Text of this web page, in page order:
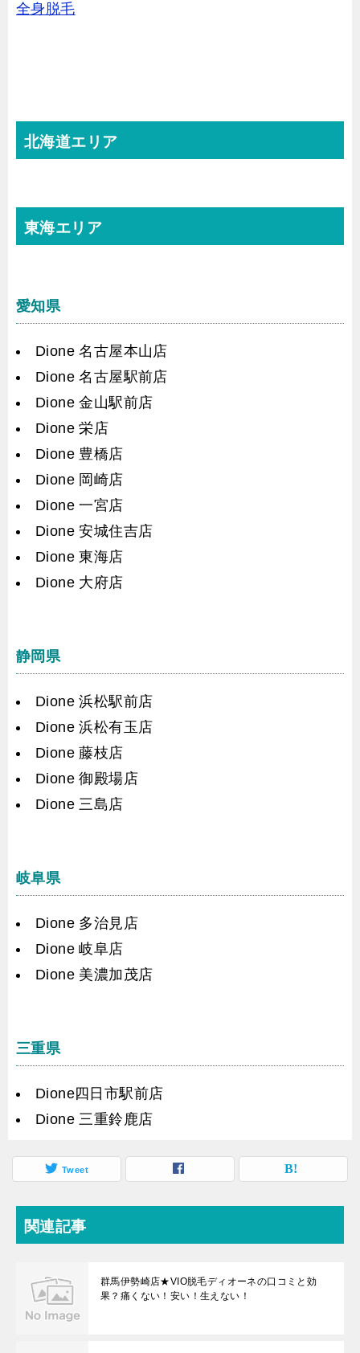
全身脱毛
北海道エリア
東海エリア
愛知県
Dione 名古屋本山店
Dione 名古屋駅前店
Dione 金山駅前店
Dione 栄店
Dione 豊橋店
Dione 岡崎店
Dione 一宮店
Dione 安城住吉店
Dione 東海店
Dione 大府店
静岡県
Dione 浜松駅前店
Dione 浜松有玉店
Dione 藤枝店
Dione 御殿場店
Dione 三島店
岐阜県
Dione 多治見店
Dione 岐阜店
Dione 美濃加茂店
三重県
Dione四日市駅前店
Dione 三重鈴鹿店
Tweet
関連記事
群馬伊勢崎店★VIO脱毛ディオーネの口コミと効
果？痛くない！安い！生えない！